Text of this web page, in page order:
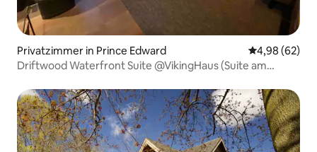
Privatzimmer in Prince Edward
4,98 (62)
Driftwood Waterfront Suite @VikingHaus (Suite am